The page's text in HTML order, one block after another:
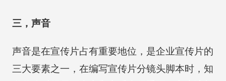
三，声音
声音是在宣传片占有重要地位，是企业宣传片的
三大要素之一，在编写宣传片分镜头脚本时，知